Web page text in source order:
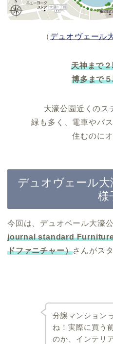
（ デュオヴェール
天神まで
博多まで
大濠公園近くのス
緑も多く、電車やバ
住むのに
デュオヴェール
様
今回は、デュオベール大濠
journal standard Furniture
ドファニチャー）さんがス
分譲マンション
ね！実際に買う
のか、インテリ